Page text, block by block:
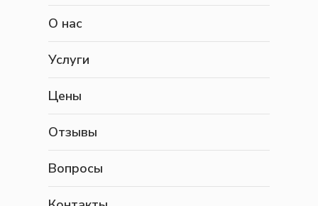
О нас
Услуги
Цены
Отзывы
Вопросы